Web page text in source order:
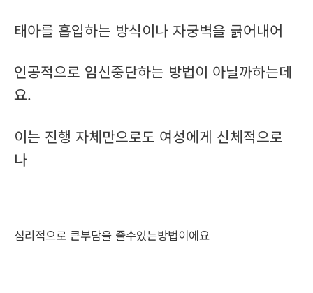
태아를 흡입하는 방식이나 자궁벽을 긁어내어
인공적으로 임신중단하는 방법이 아닐까하는데
요.
이는 진행 자체만으로도 여성에게 신체적으로
나
심리적으로 큰부담을 줄수있는방법이에요